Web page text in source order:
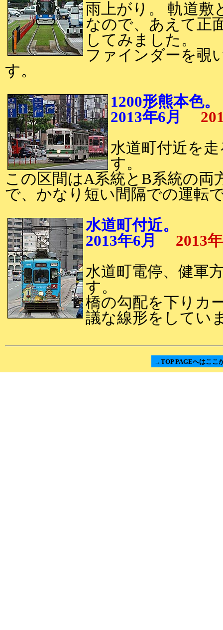
雨上がり。 軌道敷
なので、あえて正
してみました。
ファインダーを覗
す。
1200形熊本色。
2013年6月
水道町付近を
す。
この区間はA系統とB系統の両
で、かなり短い間隔での運転
水道町付近。
2013年6月
2013
水道町電停、健軍
す。
橋の勾配を下りカ
議な線形をしてい
→TOP PAGEへはここ